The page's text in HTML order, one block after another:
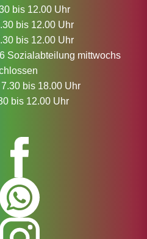
bis 12.00 Uhr
bis 12.00 Uhr
bis 12.00 Uhr
Sozialabteilung mittwochs
7.30 bis 18.00 Uhr
bis 12.00 Uhr